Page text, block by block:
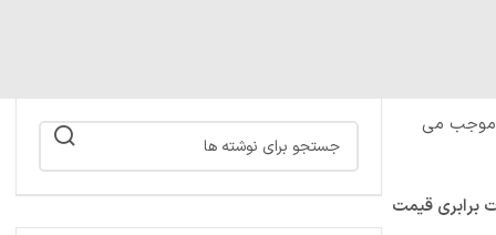
موجب می
برابری قیمت